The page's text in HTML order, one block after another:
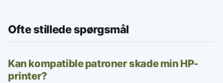
Ofte stillede spørgsmål
Kan kompatible patroner skade min HP-
printer?